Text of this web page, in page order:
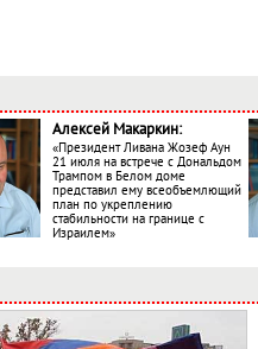
Алексей Макаркин:
«Президент Ливана Жозеф Аун
21 июля на встрече с Дональдом
Трампом в Белом доме
представил ему всеобъемлющий
план по укреплению
стабильности на границе с
Израилем»